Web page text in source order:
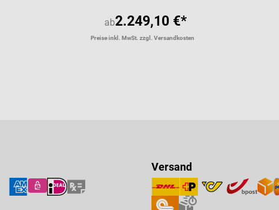
ab2.249,10 €*
Preise inkl. MwSt. zzgl. Versandkosten
Versand